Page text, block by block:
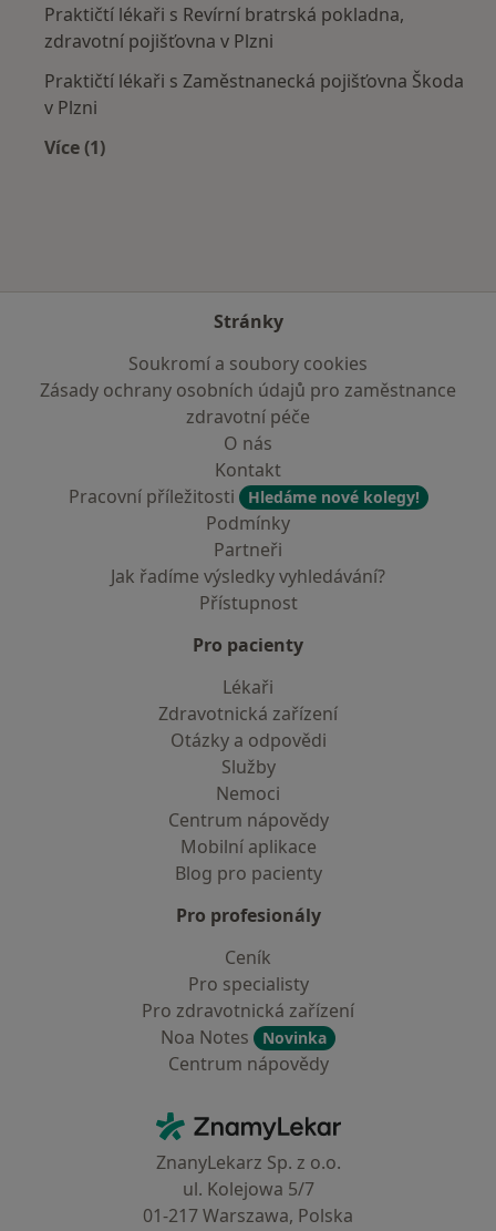
Praktičtí lékaři s Revírní bratrská pokladna,
zdravotní pojišťovna v Plzni
Praktičtí lékaři s Zaměstnanecká pojišťovna Škoda
v Plzni
Více (1)
Stránky
Soukromí a soubory cookies
Zásady ochrany osobních údajů pro zaměstnance
zdravotní péče
O nás
Kontakt
Pracovní příležitosti
Hledáme nové kolegy!
Podmínky
Partneři
Jak řadíme výsledky vyhledávání?
Přístupnost
Pro pacienty
Lékaři
Zdravotnická zařízení
Otázky a odpovědi
Služby
Nemoci
Centrum nápovědy
Mobilní aplikace
Blog pro pacienty
Pro profesionály
Ceník
Pro specialisty
Pro zdravotnická zařízení
Noa Notes
Novinka
Centrum nápovědy
ZnamyLekar - Hlavní stránka
ZnanyLekarz Sp. z o.o.
ul. Kolejowa 5/7
01-217 Warszawa, Polska